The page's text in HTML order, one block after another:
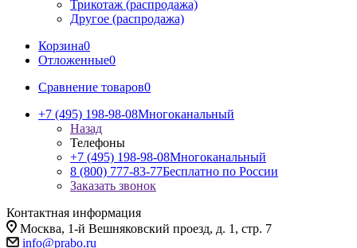
Трикотаж (распродажа)
Другое (распродажа)
Корзина0
Отложенные0
Сравнение товаров0
+7 (495) 198-98-08Многоканальный
Назад
Телефоны
+7 (495) 198-98-08Многоканальный
8 (800) 777-83-77Бесплатно по России
Заказать звонок
Контактная информация
Москва, 1-й Вешняковский проезд, д. 1, стр. 7
info@prabo.ru